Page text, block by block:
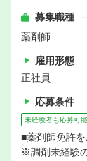
募集職種
薬剤師
雇用形態
正社員
応募条件
未経験者も応募可能
■薬剤師免許
※調剤未経験